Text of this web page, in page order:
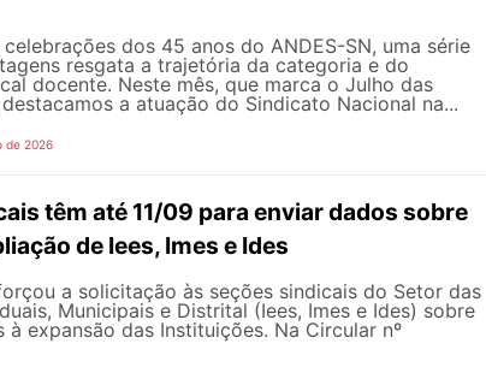
dos 45 anos do ANDES-SN, uma série
resgata a trajetória da categoria e do
docente. Neste mês, que marca o Julho das
a atuação do Sindicato Nacional na...
de 2026
têm até 11/09 para enviar dados sobre
de Iees, Imes e Ides
a solicitação às seções sindicais do Setor das
Municipais e Distrital (Iees, Imes e Ides) sobre
à expansão das Instituições. Na Circular nº